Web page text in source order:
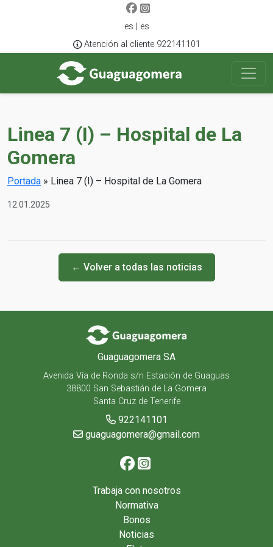
es | es
Atención al cliente 922141101
Linea 7 (I) – Hospital de La
Gomera
Portada » Linea 7 (I) – Hospital de La Gomera
12.01.2025
← Volver a todas las noticias
Guaguagomera SA
Avenida Vía de Ronda s/n Estación de Guaguas
38800 San Sebastián de La Gomera
Santa Cruz de Tenerife
922141101
guaguagomera@gmail.com
Trabaja con nosotros
Normativa
Bonos
Noticias